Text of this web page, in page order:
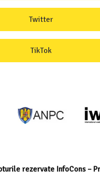
Twitter
TikTok
rezervate InfoCons –